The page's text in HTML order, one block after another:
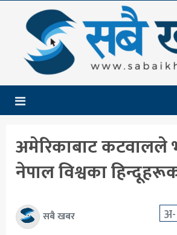
गृहपृष्ठ
समाचार
राजनीति
देश
आर्थिक
अन्तर्राष्ट्रिय
मनोरञ्जन
अमेरिकाबाट
नेपाल विश्वका
सबै खबर अ-